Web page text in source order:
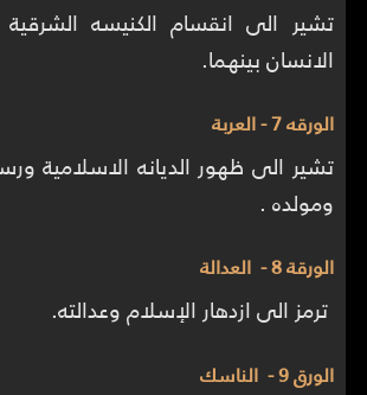
تشير الى انقسام الكنيسه الشرقية
الانسان بينهما.
الورقه 7 - العربة
تشير الى ظهور الديانه الاسلامية
ومولده .
الورقة 8 - العدالة
ترمز الى ازدهار الإسلام وعدالته.
الورق 9 - الناسك